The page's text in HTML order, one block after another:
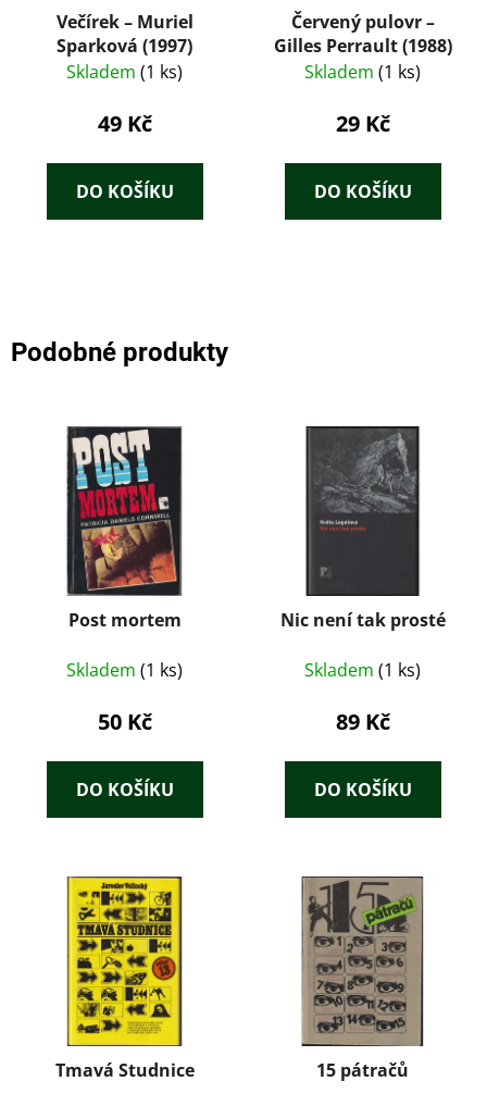
Večírek – Muriel
Sparková (1997)
Skladem (1 ks)
49 Kč
DO KOŠÍKU
Červený pulovr –
Gilles Perrault (1988)
Skladem (1 ks)
29 Kč
DO KOŠÍKU
Podobné produkty
Post mortem
Skladem (1 ks)
50 Kč
DO KOŠÍKU
Nic není tak prosté
Skladem (1 ks)
89 Kč
DO KOŠÍKU
Tmavá Studnice 15 pátračů